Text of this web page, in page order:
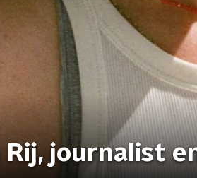
journalist